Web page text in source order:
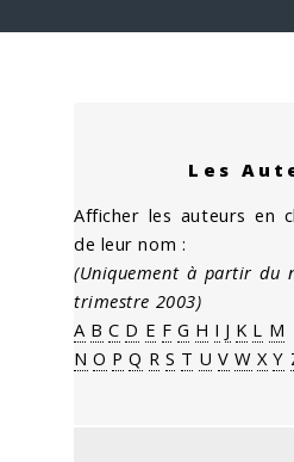
Les
Afficher les auteurs en
de leur nom :
(Uniquement à partir du
trimestre 2003)
A B C D E F G H I J K L M
N O P Q R S T U V W X Y